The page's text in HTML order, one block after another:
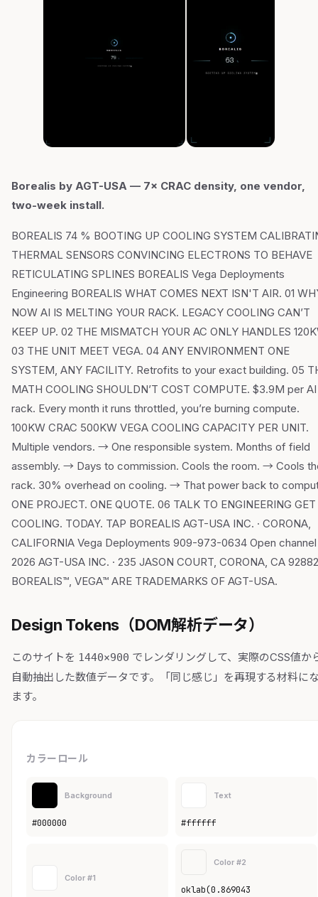
Borealis by AGT-USA — 7× CRAC density, one vendor,
two-week install.
BOREALIS 74 % BOOTING UP COOLING SYSTEM
THERMAL SENSORS CONVINCING ELECTRONS TO BEHAVE
RETICULATING SPLINES BOREALIS Vega Deployments
Engineering BOREALIS WHAT COMES NEXT ISN'T AIR. 01
NOW AI IS MELTING YOUR RACK. LEGACY COOLING CAN’T
KEEP UP. 02 THE MISMATCH YOUR AC ONLY HANDLES
03 THE UNIT MEET VEGA. 04 ANY ENVIRONMENT ONE
SYSTEM, ANY FACILITY. Retrofits to your exact building. 05
MATH COOLING SHOULDN’T COST COMPUTE. $3.9M per AI
rack. Every month it runs throttled, you’re burning compute.
100KW CRAC 500KW VEGA COOLING CAPACITY PER UNIT.
Multiple vendors. → One responsible system. Months of field
assembly. → Days to commission. Cools the room. → Cools
rack. 30% overhead on cooling. → That power back to
ONE PROJECT. ONE QUOTE. 06 TALK TO ENGINEERING GET
COOLING. TODAY. TAP BOREALIS AGT-USA INC. · CORONA,
CALIFORNIA Vega Deployments 909-973-0634 Open
2026 AGT-USA INC. · 235 JASON COURT, CORONA, CA 92882
BOREALIS™, VEGA™ ARE TRADEMARKS OF AGT-USA.
Design Tokens（DOM解析データ）
このサイトを 1440×900 でレンダリングして、実際のCSS値か
自動抽出した数値データです。「同じ感じ」を再現する材料に
ます。
カラーロール
Background
#000000
Text
#ffffff
Color #1
Color #2
oklab(0.869043